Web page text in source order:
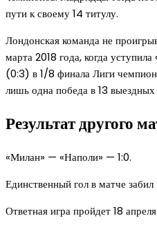
пути к своему 14 титулу.
Лондонская команда не
марта 2018 года, когда
(0:3) в 1/8 финала Лиги
лишь одна победа в 13 выездных
Результат другого
«Милан» — «Наполи» — 1:0.
Единственный гол в матче
Ответная игра пройдет 18